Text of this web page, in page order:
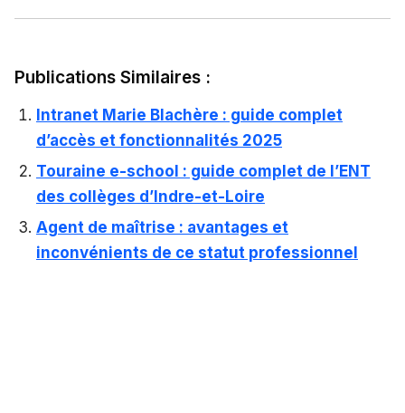
Publications Similaires :
Intranet Marie Blachère : guide complet
d’accès et fonctionnalités 2025
Touraine e-school : guide complet de l’ENT
des collèges d’Indre-et-Loire
Agent de maîtrise : avantages et
inconvénients de ce statut professionnel